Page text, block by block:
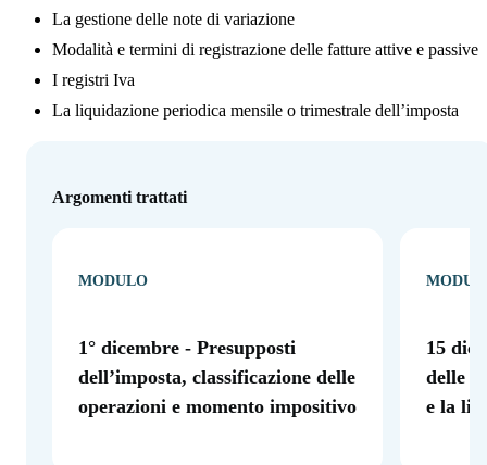
La gestione delle note di variazione
Modalità e termini di registrazione delle fatture attive e passive
I registri Iva
La liquidazione periodica mensile o trimestrale dell’imposta
Argomenti trattati
MODULO
1° dicembre - Presupposti
dell’imposta, classificazione delle
operazioni e momento impositivo
15
delle
e la